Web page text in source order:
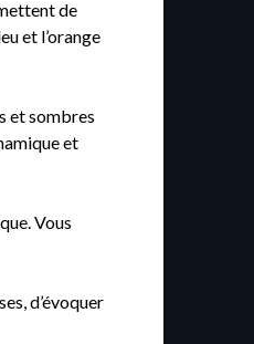
de
et l’orange
et sombres
et
Vous
d’évoquer